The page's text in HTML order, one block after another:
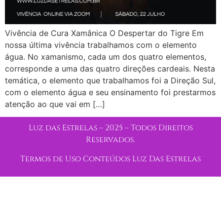
Vivência de Cura Xamânica O Despertar do Tigre Em
nossa última vivência trabalhamos com o elemento
água. No xamanismo, cada um dos quatro elementos,
corresponde a uma das quatro direções cardeais. Nesta
temática, o elemento que trabalhamos foi a Direção Sul,
com o elemento água e seu ensinamento foi prestarmos
atenção ao que vai em […]
Luz das Estrelas – 2025 – Todos Direitos
Reservados.
Termos de Uso Conteúdos Luz Das Estrelas